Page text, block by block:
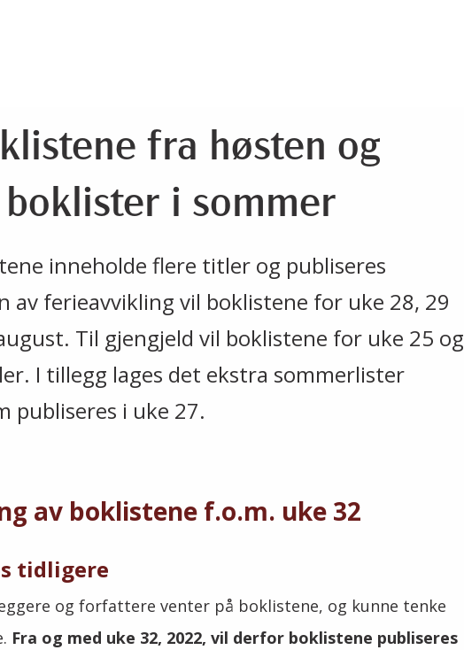
fra høsten og
i sommer
inneholde flere titler og publiseres
av ferieavvikling vil boklistene for uke 28, 29
Til gjengjeld vil boklistene for uke 25 og
I tillegg lages det ekstra sommerlister
publiseres i uke 27.
av boklistene f.o.m. uke 32
tidligere
og forfattere venter på boklistene, og kunne tenke
Fra og med uke 32, 2022, vil derfor boklistene publiseres